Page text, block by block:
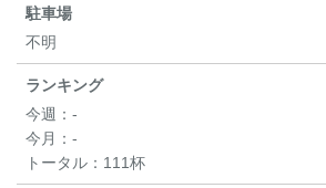
駐車場
不明
ランキング
今週： -
今月： -
トータル： 111杯